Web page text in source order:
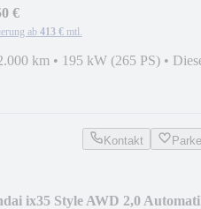
€
ab 413 € mtl.
km • 195 kW (265 PS) •
Kontakt
ix35 Style AWD 2,0